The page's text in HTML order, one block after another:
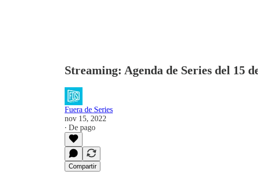
Streaming: Agenda de Series del 15
Fuera de Series
nov 15, 2022
∙ De pago
Compartir